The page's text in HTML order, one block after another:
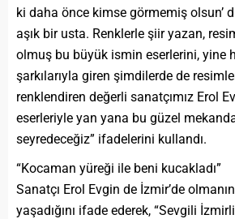
ki daha önce kimse görmemiş olsun’
aşık bir usta. Renklerle şiir yazan,
olmuş bu büyük ismin eserlerini, yine
şarkılarıyla giren şimdilerde de
renklendiren değerli sanatçımız Erol
eserleriyle yan yana bu güzel
seyredeceğiz” ifadelerini kullandı.
“Kocaman yüreği ile beni kucakladı”
Sanatçı Erol Evgin de İzmir’de
yaşadığını ifade ederek, “Sevgili